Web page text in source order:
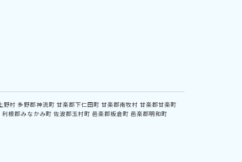
野村 多野郡神流町 甘楽郡下仁田町 甘楽郡南牧村 甘楽郡甘楽町
利根郡みなかみ町 佐波郡玉村町 邑楽郡板倉町 邑楽郡明和町